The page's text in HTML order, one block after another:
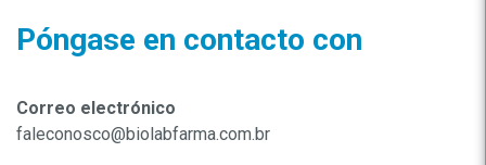
Póngase en contacto con
Correo electrónico
faleconosco@biolabfarma.com.br